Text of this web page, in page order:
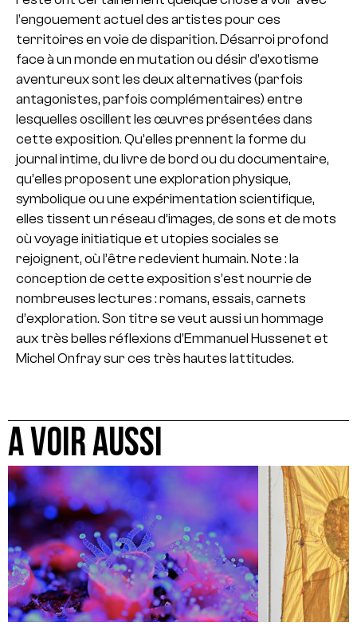
l’engouement actuel des artistes pour ces
territoires en voie de disparition. Désarroi profond
face à un monde en mutation ou désir d’exotisme
aventureux sont les deux alternatives (parfois
antagonistes, parfois complémentaires) entre
lesquelles oscillent les œuvres présentées dans
cette exposition. Qu’elles prennent la forme du
journal intime, du livre de bord ou du documentaire,
qu’elles proposent une exploration physique,
symbolique ou une expérimentation scientifique,
elles tissent un réseau d’images, de sons et de mots
où voyage initiatique et utopies sociales se
rejoignent, où l’être redevient humain. Note : la
conception de cette exposition s’est nourrie de
nombreuses lectures : romans, essais, carnets
d’exploration. Son titre se veut aussi un hommage
aux très belles réflexions d’Emmanuel Hussenet et
Michel Onfray sur ces très hautes lattitudes.
A VOIR AUSSI